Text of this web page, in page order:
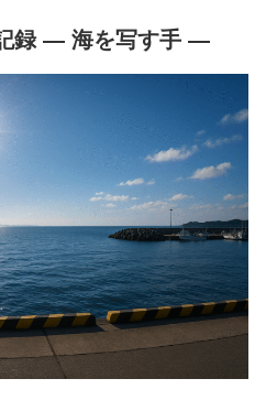
録 ― 海を写す手 ―